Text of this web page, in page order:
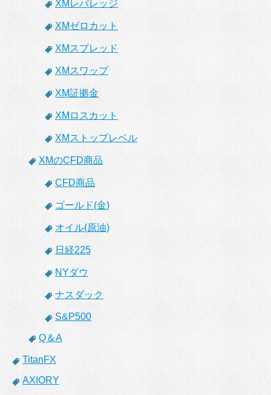
XMレバレッジ
XMゼロカット
XMスプレッド
XMスワップ
XM証拠金
XMロスカット
XMストップレベル
XMのCFD商品
CFD商品
ゴールド(金)
オイル(原油)
日経225
NYダウ
ナスダック
S&P500
Q＆A
TitanFX
AXIORY